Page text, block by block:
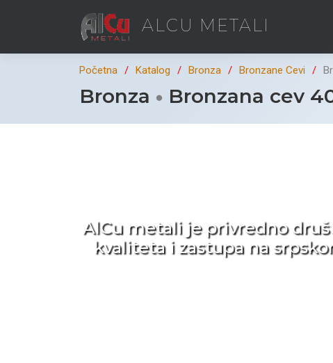
ALCU METALI
Početna Katalog Bronza Bronzane Cevi
Bronza Bronzana cev
AlCu metali je privredno
kvaliteta i zastupa na